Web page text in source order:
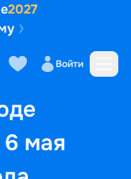
2027
Войти
мая
Маршрут и